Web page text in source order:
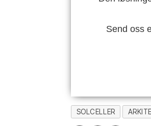
Send oss
SOLCELLER